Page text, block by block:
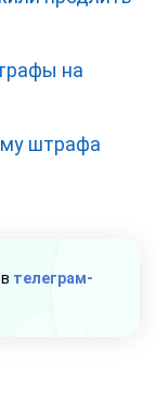
на
штрафа
телеграм-